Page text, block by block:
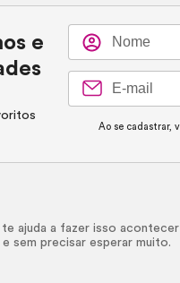
e
Ao se cadastrar,
te ajuda a fazer isso
sem precisar esperar muito.